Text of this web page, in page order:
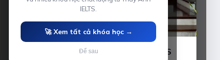
Luyện thi IELTS cùng Thầy Anh IELTS
IELTS.
🚀 Xem tất cả khóa học →
Để sau